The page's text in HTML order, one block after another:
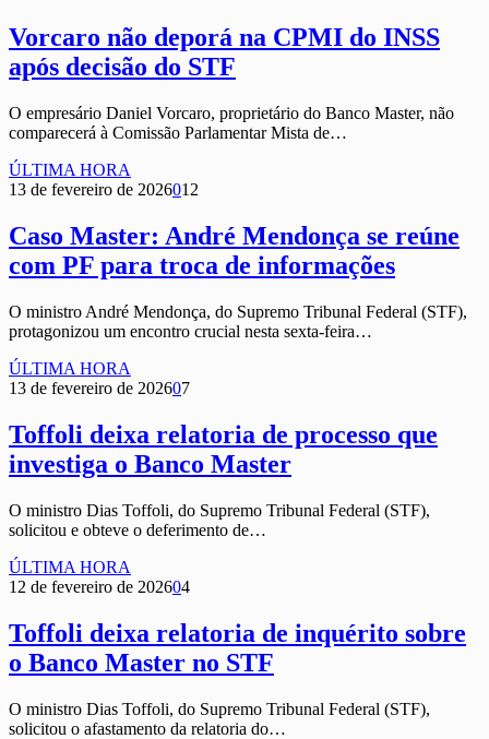
Vorcaro não deporá na CPMI do INSS
após decisão do STF
O empresário Daniel Vorcaro, proprietário do Banco Master, não
comparecerá à Comissão Parlamentar Mista de…
ÚLTIMA HORA
13 de fevereiro de 2026012
Caso Master: André Mendonça se reúne
com PF para troca de informações
O ministro André Mendonça, do Supremo Tribunal Federal (STF),
protagonizou um encontro crucial nesta sexta-feira…
ÚLTIMA HORA
13 de fevereiro de 202607
Toffoli deixa relatoria de processo que
investiga o Banco Master
O ministro Dias Toffoli, do Supremo Tribunal Federal (STF),
solicitou e obteve o deferimento de…
ÚLTIMA HORA
12 de fevereiro de 202604
Toffoli deixa relatoria de inquérito sobre
o Banco Master no STF
O ministro Dias Toffoli, do Supremo Tribunal Federal (STF),
solicitou o afastamento da relatoria do…